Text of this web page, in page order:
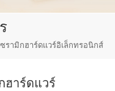
รามิกฮาร์ดแวร์อิเล็กทรอนิกส์
ฮาร์ดแวร์